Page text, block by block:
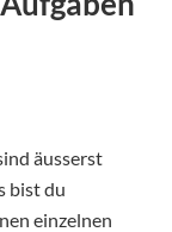
äusserst
bist du
einzelnen